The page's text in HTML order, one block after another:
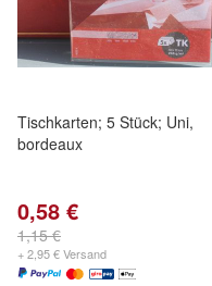
Tischkarten; 5 Stück; Uni,
bordeaux
0,58 €
1,15 €
+ 2,95 € Versand